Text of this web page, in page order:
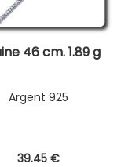
46 cm. 1.89 g
Argent 925
39.45 €